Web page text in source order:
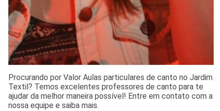
Procurando por Valor Aulas particulares de canto no Jardim
Textil? Temos excelentes professores de canto para te
ajudar da melhor maneira possível! Entre em contato com a
nossa equipe e saiba mais.